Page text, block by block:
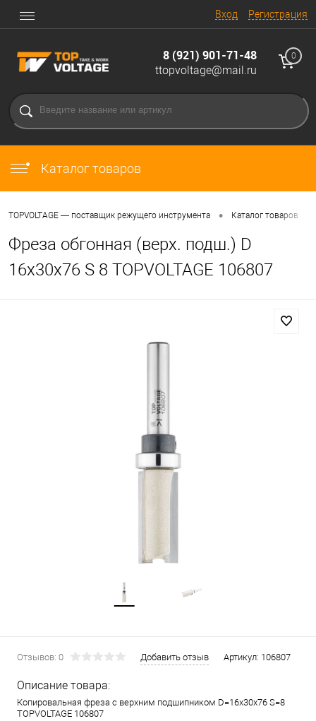
Вход Регистрация
8 (921) 901-71-48
ttopvoltage@mail.ru
0
Каталог товаров
TOPVOLTAGE — поставщик режущего инструмента • Каталог товаров
Фреза обгонная (верх. подш.) D
16x30x76 S 8 TOPVOLTAGE 106807
Отзывов: 0 Добавить отзыв Артикул: 106807
Описание товара:
Копировальная фреза с верхним подшипником D=16x30x76 S=8
TOPVOLTAGE 106807